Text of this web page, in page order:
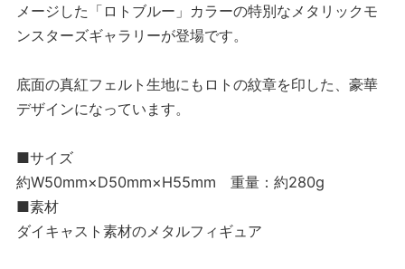
メージした「ロトブルー」カラーの特別なメタリックモ
ンスターズギャラリーが登場です。
底面の真紅フェルト生地にもロトの紋章を印した、豪華
デザインになっています。
■サイズ
約W50mm×D50mm×H55mm 重量：約280g
■素材
ダイキャスト素材のメタルフィギュア